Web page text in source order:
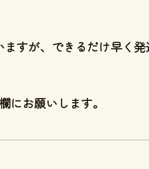
すが、できるだけ早く発
お願いします。